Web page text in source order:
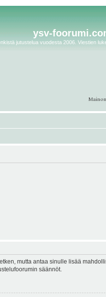
ysv-
jutustelua vuodesta 2006. Viestien
mutta antaa sinulle lisää
säännöt.